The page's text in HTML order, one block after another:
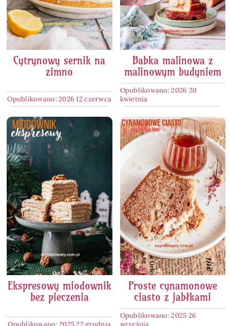
Cytrynowy sernik na
zimno
Opublikowano: 2026 12 czerwca
Babka malinowa z
malinowym budyniem
Opublikowano: 2026 20
kwietnia
Ekspresowy miodownik
bez pieczenia
Proste cynamonowe
ciasto z jabłkami
Opublikowano: 2025 26